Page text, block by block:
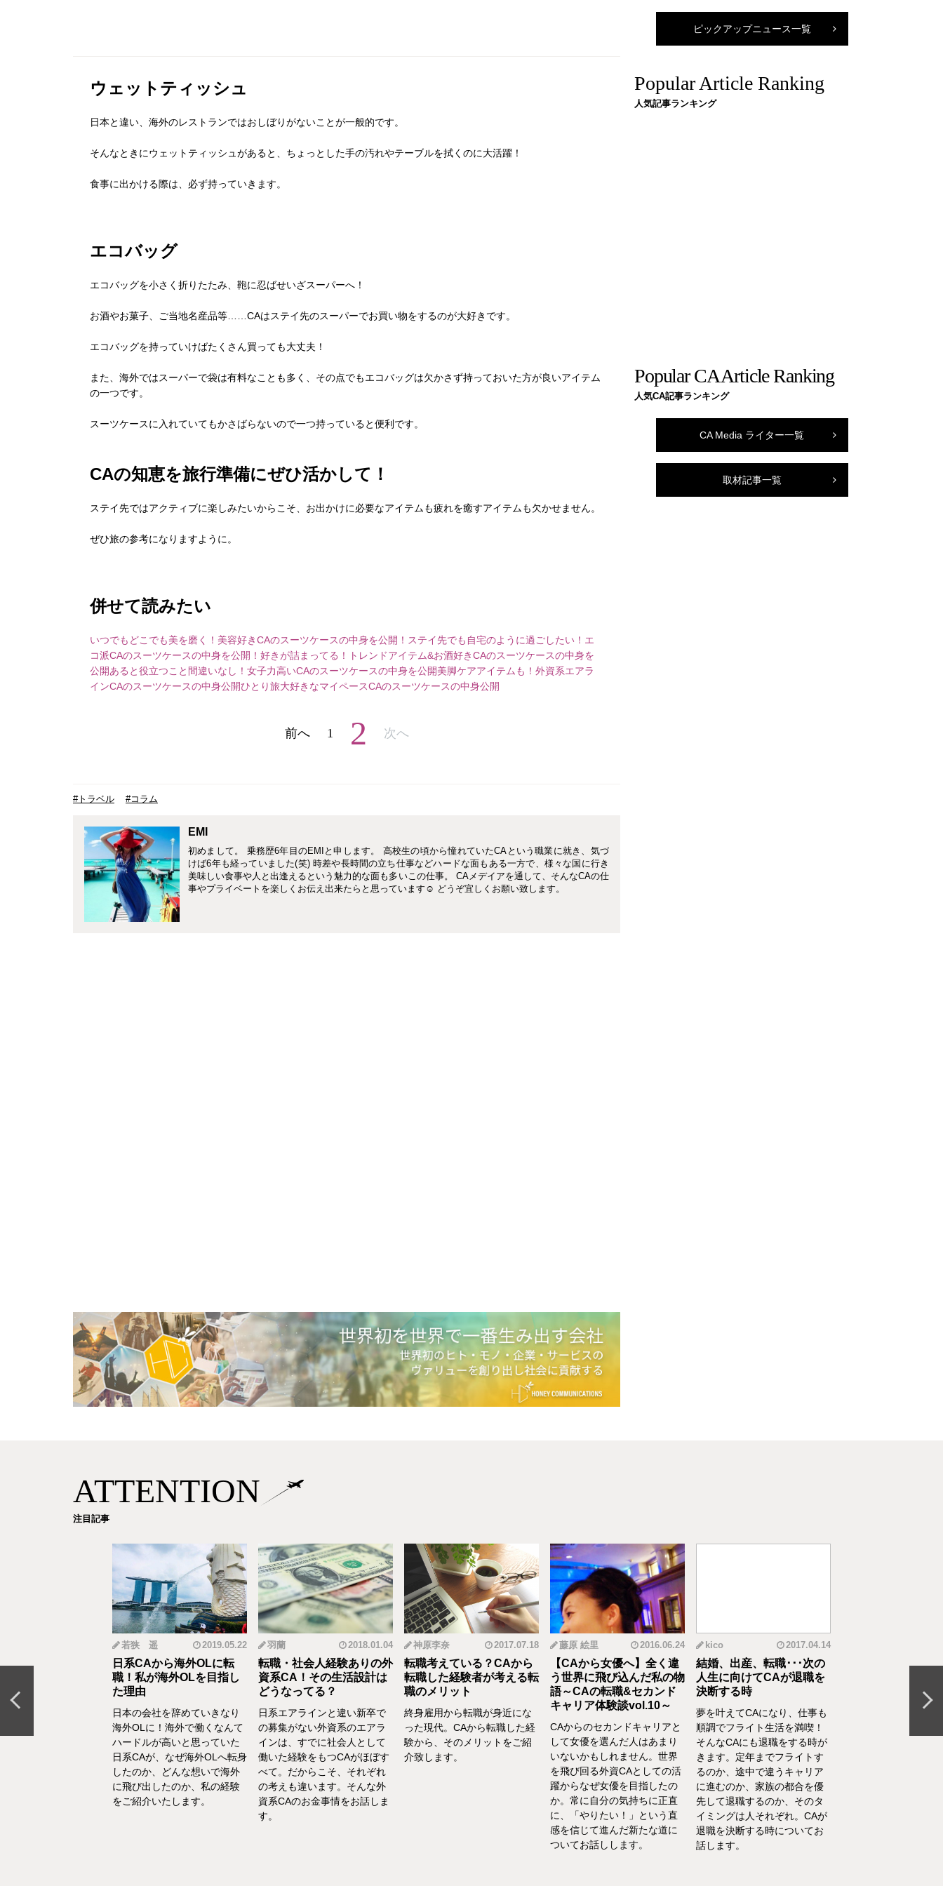
ウェットティッシュ
日本と違い、海外のレストランではおしぼりがないことが一般的です。
そんなときにウェットティッシュがあると、ちょっとした手の汚れやテーブルを拭くのに大活躍！
食事に出かける際は、必ず持っていきます。
エコバッグ
エコバッグを小さく折りたたみ、鞄に忍ばせいざスーパーへ！
お酒やお菓子、ご当地名産品等……CAはステイ先のスーパーでお買い物をするのが大好きです。
エコバッグを持っていけばたくさん買っても大丈夫！
また、海外ではスーパーで袋は有料なことも多く、その点でもエコバッグは欠かさず持っておいた方が良いアイテム
の一つです。
スーツケースに入れていてもかさばらないので一つ持っていると便利です。
CAの知恵を旅行準備にぜひ活かして！
ステイ先ではアクティブに楽しみたいからこそ、お出かけに必要なアイテムも疲れを癒すアイテムも欠かせません。
ぜひ旅の参考になりますように。
併せて読みたい
いつでもどこでも美を磨く！美容好きCAのスーツケースの中身を公開！ ステイ先でも自宅のように過ごしたい！エ
コ派CAのスーツケースの中身を公開！ 好きが詰まってる！トレンドアイテム&お酒好きCAのスーツケースの中身を
公開あると役立つこと間違いなし！女子力高いCAのスーツケースの中身を公開美脚ケアアイテムも！外資系エアラ
インCAのスーツケースの中身公開ひとり旅大好きなマイペースCAのスーツケースの中身公開
前へ 1 2 次へ
#トラベル #コラム
EMI
初めまして。 乗務歴6年目のEMIと申します。 高校生の頃から憧れていたCAという職業に就き、気づ
けば6年も経っていました(笑) 時差や長時間の立ち仕事などハードな面もある一方で、様々な国に行き
美味しい食事や人と出逢えるという魅力的な面も多いこの仕事。 CAメデイアを通して、そんなCAの仕
事やプライベートを楽しくお伝え出来たらと思っています☺︎ どうぞ宜しくお願い致します。
ピックアップニュース一覧
Popular Article Ranking
人気記事ランキング
Popular CA Article Ranking
人気CA記事ランキング
CA Media ライター一覧
取材記事一覧
ATTENTION
注目記事
ら野菜ソムリエ
の転職＆セカン
ア体験談vol.13～
若狭 遥 2019.05.22
日系CAから海外OLに転
職！私が海外OLを目指し
た理由
日本の会社を辞めていきなり
海外OLに！海外で働くなんて
ハードルが高いと思っていた
日系CAが、なぜ海外OLへ転身
したのか、どんな想いで海外
に飛び出したのか、私の経験
をご紹介いたします。
羽蘭 2018.01.04
転職・社会人経験ありの外
資系CA！その生活設計は
どうなってる？
日系エアラインと違い新卒で
の募集がない外資系のエアラ
インは、すでに社会人として
働いた経験をもつCAがほぼす
べて。だからこそ、それぞれ
の考えも違います。そんな外
資系CAのお金事情をお話しま
す。
神原李奈 2017.07.18
転職考えている？CAから
転職した経験者が考える転
職のメリット
終身雇用から転職が身近にな
った現代。CAから転職した経
験から、そのメリットをご紹
介致します。
藤原 絵里 2016.06.24
【CAから女優へ】全く違
う世界に飛び込んだ私の物
語～CAの転職&セカンド
キャリア体験談vol.10～
CAからのセカンドキャリアと
して女優を選んだ人はあまり
いないかもしれません。世界
を飛び回る外資CAとしての活
躍からなぜ女優を目指したの
か。常に自分の気持ちに正直
に、「やりたい！」という直
感を信じて進んだ新たな道に
ついてお話しします。
kico 2017.04.14
結婚、出産、転職･･･次の
人生に向けてCAが退職を
決断する時
夢を叶えてCAになり、仕事も
順調でフライト生活を満喫！
そんなCAにも退職をする時が
きます。定年までフライトす
るのか、途中で違うキャリア
に進むのか、家族の都合を優
先して退職するのか、そのタ
イミングは人それぞれ。CAが
退職を決断する時についてお
話します。
元CAの育児論！離
間を持ちたいをCA